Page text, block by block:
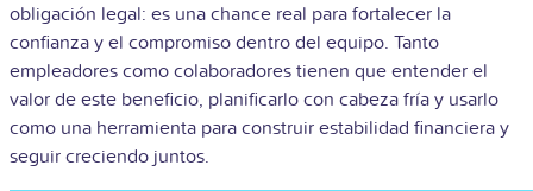
obligación legal: es una chance real para fortalecer la
confianza y el compromiso dentro del equipo. Tanto
empleadores como colaboradores tienen que entender el
valor de este beneficio, planificarlo con cabeza fría y usarlo
como una herramienta para construir estabilidad financiera y
seguir creciendo juntos.